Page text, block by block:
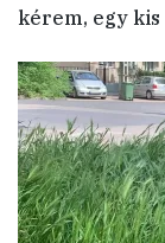
kérem, egy